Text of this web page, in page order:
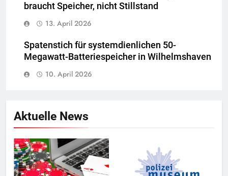
braucht Speicher, nicht Stillstand
13. April 2026
Spatenstich für systemdienlichen 50-
Megawatt-Batteriespeicher in Wilhelmshaven
10. April 2026
Aktuelle News